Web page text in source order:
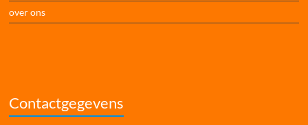
over ons
Contactgegevens